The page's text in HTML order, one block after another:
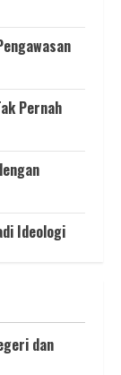
Pernah
Ideologi
dan